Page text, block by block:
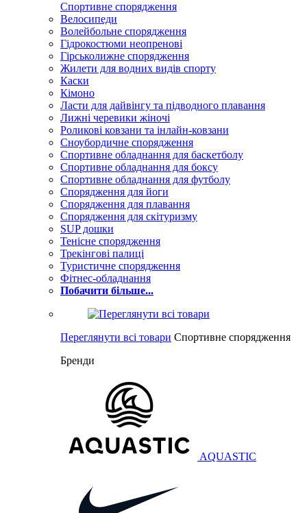
Спортивне спорядження
Велосипеди
Волейбольне спорядження
Гідрокостюми неопренові
Гірськолижне спорядження
Жилети для водних видів спорту
Каски
Кімоно
Ласти для дайвінгу та підводного плавання
Лижні черевики жіночі
Роликові ковзани та інлайн-ковзани
Сноубордичне спорядження
Спортивне обладнання для баскетболу
Спортивне обладнання для боксу
Спортивне обладнання для футболу
Спорядження для йоги
Спорядження для плавання
Спорядження для скітуризму
SUP дошки
Тенісне спорядження
Трекінгові палиці
Туристичне спорядження
Фітнес-обладнання
Побачити більше...
Переглянути всі товари Спортивне спорядження
Бренди
AQUASTIC